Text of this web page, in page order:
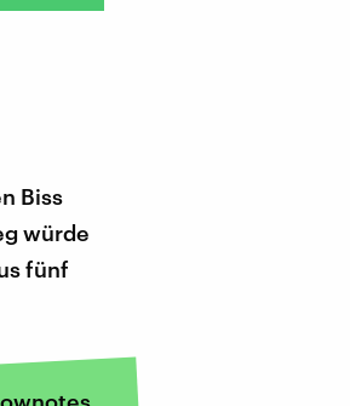
Biss
würde
fünf